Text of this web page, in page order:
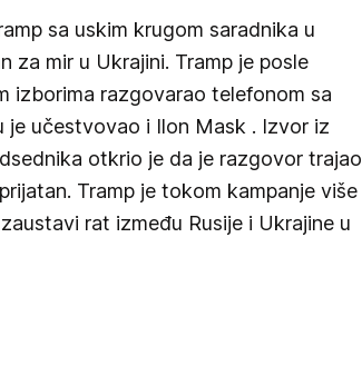
sa uskim krugom saradnika u
za mir u Ukrajini. Tramp je posle
izborima razgovarao telefonom sa
je učestvovao i Ilon Mask . Izvor iz
otkrio je da je razgovor trajao
Tramp je tokom kampanje više
rat između Rusije i Ukrajine u